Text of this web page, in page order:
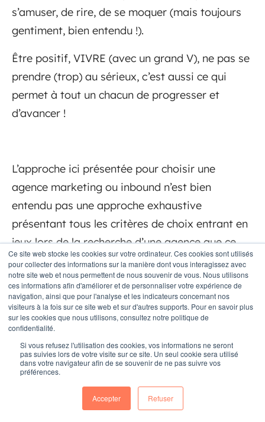
Ce site web stocke les cookies sur votre ordinateur. Ces cookies sont utilisés
pour collecter des informations sur la manière dont vous interagissez avec
notre site web et nous permettent de nous souvenir de vous. Nous utilisons
ces informations afin d'améliorer et de personnaliser votre expérience de
navigation, ainsi que pour l'analyse et les indicateurs concernant nos
visiteurs à la fois sur ce site web et sur d'autres supports. Pour en savoir plus
sur les cookies que nous utilisons, consultez notre politique de
confidentialité.
Si vous refusez l'utilisation des cookies, vos informations ne seront
pas suivies lors de votre visite sur ce site. Un seul cookie sera utilisé
dans votre navigateur afin de se souvenir de ne pas suivre vos
préférences.
Accepter Refuser
s’amuser, de rire, de se moquer (mais toujours
gentiment, bien entendu !).
Être positif, VIVRE (avec un grand V), ne pas se
prendre (trop) au sérieux, c’est aussi ce qui
permet à tout un chacun de progresser et
d’avancer !
L’approche ici présentée pour choisir une
agence marketing ou inbound n’est bien
entendu pas une approche exhaustive
présentant tous les critères de choix entrant en
jeux lors de la recherche d’une agence que ce
soit dans le cadre de son projet de formation
personnelle ou dans le cadre d’un projet de
développement et de croissance de son
entreprise.
Pour faire un choix optimal, une bonne pratique
est de ne pas essentiellement se fier à ce que
l’on peut voir ou ce que les “autres” préconisent
de faire. Tout simplement, faire le bon choix